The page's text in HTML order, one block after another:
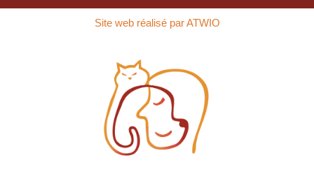
Site web réalisé par ATWIO